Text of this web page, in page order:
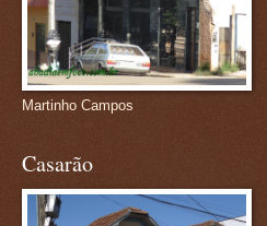
Martinho Campos
Casarão